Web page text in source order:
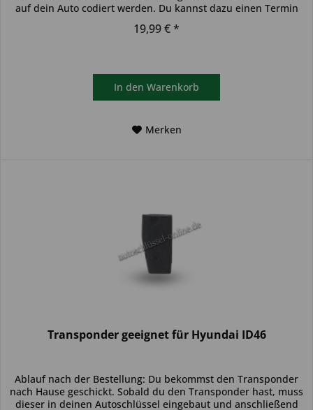
auf dein Auto codiert werden. Du kannst dazu einen Termin
19,99 € *
In den Warenkorb
Merken
Transponder geeignet für Hyundai ID46
Ablauf nach der Bestellung: Du bekommst den Transponder
nach Hause geschickt. Sobald du den Transponder hast, muss
dieser in deinen Autoschlüssel eingebaut und anschließend